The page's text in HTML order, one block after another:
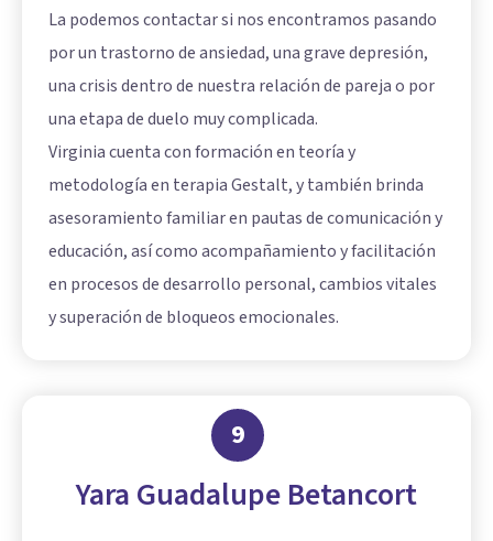
La podemos contactar si nos encontramos pasando
por un trastorno de ansiedad, una grave depresión,
una crisis dentro de nuestra relación de pareja o por
una etapa de duelo muy complicada.
Virginia cuenta con formación en teoría y
metodología en terapia Gestalt, y también brinda
asesoramiento familiar en pautas de comunicación y
educación, así como acompañamiento y facilitación
en procesos de desarrollo personal, cambios vitales
y superación de bloqueos emocionales.
9
Yara Guadalupe Betancort